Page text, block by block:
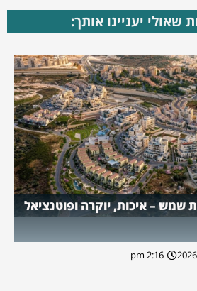
שאולי יעניינו אותך:
שמש – איכות, יוקרה ופוטנציאל
2:16 pm